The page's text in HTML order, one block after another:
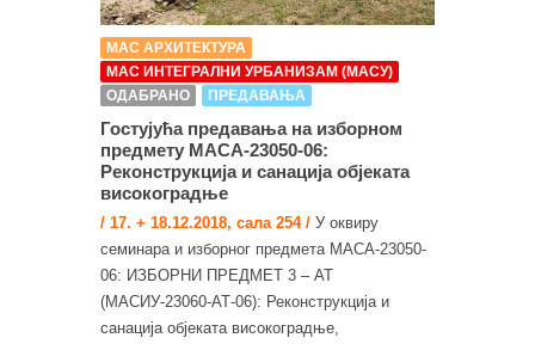
МАС АРХИТЕКТУРА
МАС ИНТЕГРАЛНИ УРБАНИЗАМ (МАСУ)
ОДАБРАНО
ПРЕДАВАЊА
Гостујућа предавања на изборном
предмету МАСА-23050-06:
Реконструкција и санација објеката
високоградње
/ 17. + 18.12.2018, сала 254 / У оквиру
семинара и изборног предмета МАСА-23050-
06: ИЗБОРНИ ПРЕДМЕТ 3 – АТ
(МАСИУ-23060-АТ-06): Реконструкција и
санација објеката високоградње,